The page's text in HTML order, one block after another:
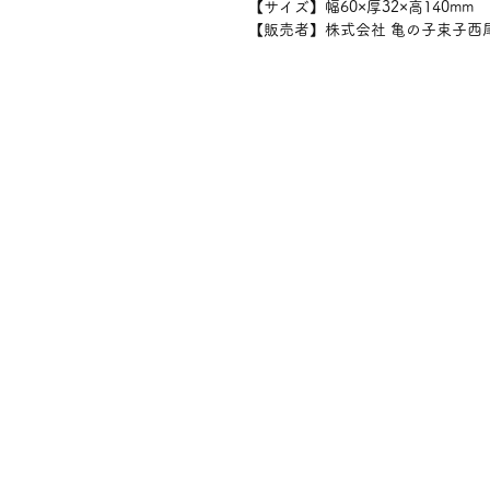
【サイズ】幅60×厚32×高140mm
【販売者】株式会社 亀の子束子西